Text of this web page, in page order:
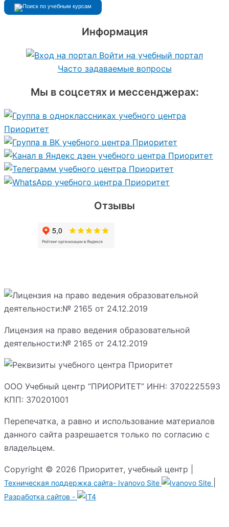
Информация
Войти на учебный портал
Часто задаваемые вопросы
Мы в соцсетях и мессенджерах:
Отзывы
Лицензия на право ведения образовательной
деятельности:№ 2165 от 24.12.2019
ООО Учебный центр “ПРИОРИТЕТ” ИНН: 3702225593
КПП: 370201001
Перепечатка, а равно и использование материалов
данного сайта разрешается только по согласию с
владельцем.
Copyright © 2026 Приоритет, учебный центр |
Техническая поддержка сайта- Ivanovo Site
Разработка сайтов -